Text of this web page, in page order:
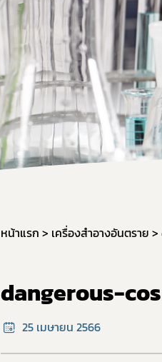
หน้าแรก เครื่องสำอางอันตราย
dangerous-
25 เมษายน 2566